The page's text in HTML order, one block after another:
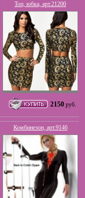
Топ, юбка, арт.21200
2150 руб.
Комбинезон, арт.9146